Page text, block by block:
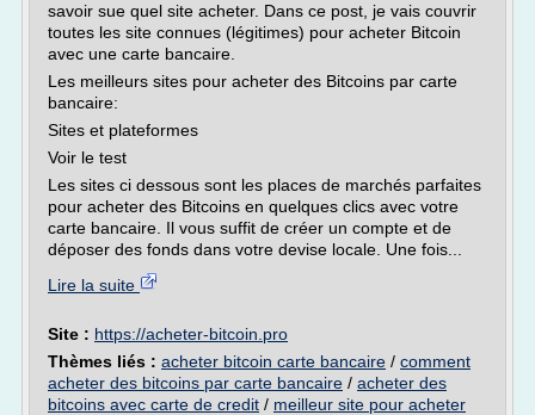
savoir sue quel site acheter. Dans ce post, je vais couvrir
toutes les site connues (légitimes) pour acheter Bitcoin
avec une carte bancaire.
Les meilleurs sites pour acheter des Bitcoins par carte
bancaire:
Sites et plateformes
Voir le test
Les sites ci dessous sont les places de marchés parfaites
pour acheter des Bitcoins en quelques clics avec votre
carte bancaire. Il vous suffit de créer un compte et de
déposer des fonds dans votre devise locale. Une fois...
Lire la suite
Site : https://acheter-bitcoin.pro
Thèmes liés : acheter bitcoin carte bancaire / comment
acheter des bitcoins par carte bancaire / acheter des
bitcoins avec carte de credit / meilleur site pour acheter